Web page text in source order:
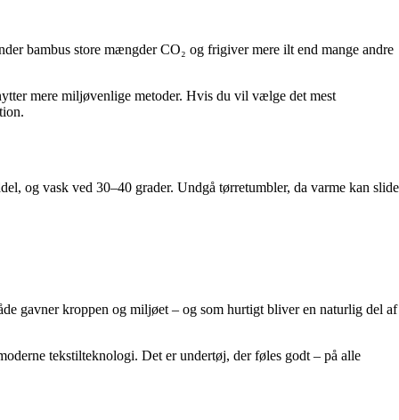
bambus store mængder CO₂ og frigiver mere ilt end mange andre
mere miljøvenlige metoder. Hvis du vil vælge det mest
og vask ved 30–40 grader. Undgå tørretumbler, da varme kan slide
gavner kroppen og miljøet – og som hurtigt bliver en naturlig del af
tekstilteknologi. Det er undertøj, der føles godt – på alle